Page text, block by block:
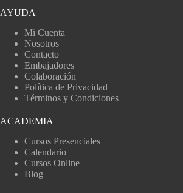
AYUDA
Mi Cuenta
Nosotros
Contacto
Embajadores
Colaboración
Política de Privacidad
Términos y Condiciones
ACADEMIA
Cursos Presenciales
Calendario
Cursos Online
Blog